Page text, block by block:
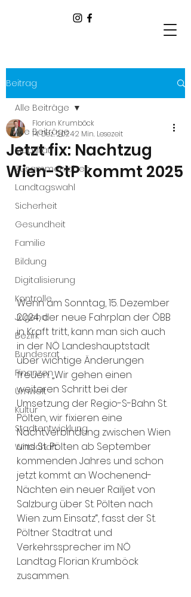
Beitrag
Alle Beiträge
Mobilität
Zusammenleben
Landtagswahl
Sicherheit
Gesundheit
Familie
Bildung
Digitalisierung
Kontrolle
Jugend
Bezirk
Bundesrat
Finanzen
Umwelt
Kultur
Stadtentwicklung
Wirtschaft
Alle Beiträge
Jetzt fix: Nachtzug
Wien-StP kommt 2025
Florian Krumböck
14. Dez. 20242 Min. Lesezeit
Wenn am Sonntag, 15. Dezember
2024, der neue Fahrplan der ÖBB
in Kraft tritt, kann man sich auch
in der NÖ Landeshauptstadt
über wichtige Änderungen
freuen. „Wir gehen einen
weiteren Schritt bei der
Umsetzung der Regio-S-Bahn St.
Pölten, wir fixieren eine
Nachtverbindung zwischen Wien
und St. Pölten ab September
kommenden Jahres und schon
jetzt kommt an Wochenend-
Nächten ein neuer Railjet von
Salzburg über St. Pölten nach
Wien zum Einsatz“, fasst der St.
Pöltner Stadtrat und
Verkehrssprecher im NÖ
Landtag Florian Krumböck
zusammen.